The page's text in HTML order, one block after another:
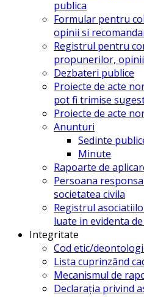
publica
Formular pentru
opinii si
Registrul pentru
propunerilor,
Dezbateri publice
Proiecte de acte
pot fi trimise
Proiecte de acte
Anunturi
Sedinte
Minute
Rapoarte de
Persoana
societatea civila
Registrul
luate in evidenta
Integritate
Cod etic/
Lista cuprinzând
Mecanismul de
Declarația privind